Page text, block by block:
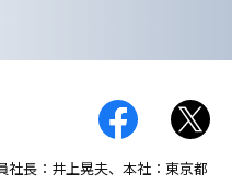
社長：井上晃夫、本社：東京都